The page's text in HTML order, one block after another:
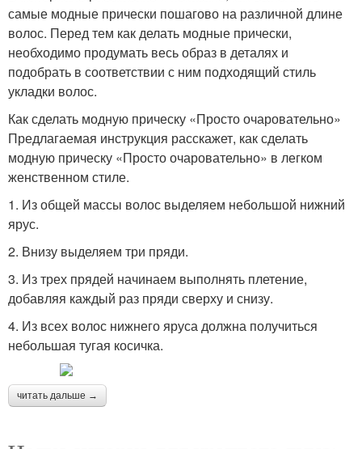
самые модные прически пошагово на различной длине
волос. Перед тем как делать модные прически,
необходимо продумать весь образ в деталях и
подобрать в соответствии с ним подходящий стиль
укладки волос.
Как сделать модную прическу «Просто очаровательно»
Предлагаемая инструкция расскажет, как сделать
модную прическу «Просто очаровательно» в легком
женственном стиле.
1. Из общей массы волос выделяем небольшой нижний
ярус.
2. Внизу выделяем три пряди.
3. Из трех прядей начинаем выполнять плетение,
добавляя каждый раз пряди сверху и снизу.
4. Из всех волос нижнего яруса должна получиться
небольшая тугая косичка.
читать дальше →